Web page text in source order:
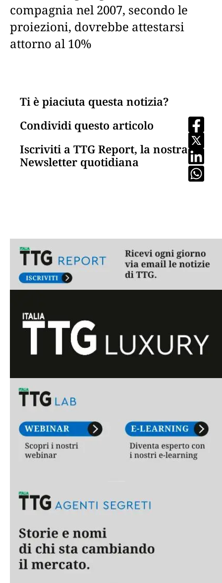
compagnia nel 2007, secondo le
proiezioni, dovrebbe attestarsi
attorno al 10%
Ti è piaciuta questa notizia?
Condividi questo articolo
Iscriviti a TTG Report, la nostra
Newsletter quotidiana